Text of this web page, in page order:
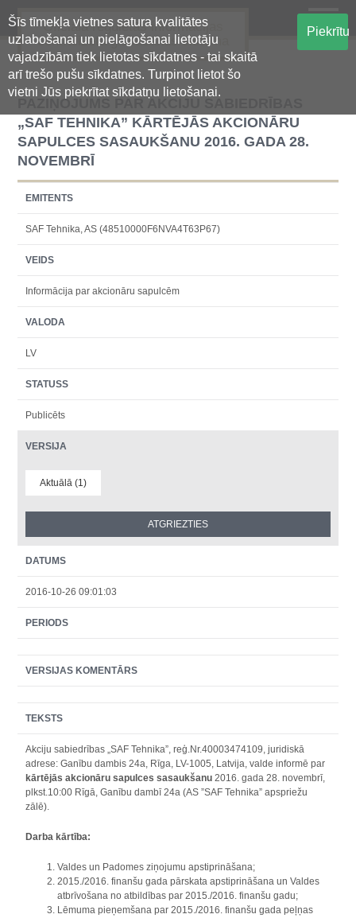
Šīs tīmekļa vietnes satura kvalitātes
uzlabošanai un pielāgošanai lietotāju
vajadzībām tiek lietotas sīkdatnes - tai skaitā
arī trešo pušu sīkdatnes. Turpinot lietot šo
vietni Jūs piekrītat sīkdatņu lietošanai.
Piekrītu
Oficiālā regulētās informācijas
centralizētā glabāšanas sistēma
PAZIŅOJUMS PAR AKCIJU SABIEDRĪBAS
„SAF TEHNIKA” KĀRTĒJĀS AKCIONĀRU
SAPULCES SASAUKŠANU 2016. GADA 28.
NOVEMBRĪ
EMITENTS
SAF Tehnika, AS (48510000F6NVA4T63P67)
VEIDS
Informācija par akcionāru sapulcēm
VALODA
LV
STATUSS
Publicēts
VERSIJA
Aktuālā (1)
DATUMS
2016-10-26 09:01:03
PERIODS
VERSIJAS KOMENTĀRS
TEKSTS
Akciju sabiedrības „SAF Tehnika”, reģ.Nr.40003474109, juridiskā
adrese: Ganību dambis 24a, Rīga, LV-1005, Latvija, valde informē par
kārtējās akcionāru sapulces sasaukšanu 2016. gada 28. novembrī,
plkst.10:00 Rīgā, Ganību dambī 24a (AS ”SAF Tehnika” apspriežu
zālē).
Darba kārtība:
Valdes un Padomes ziņojumu apstiprināšana;
2015./2016. finanšu gada pārskata apstiprināšana un Valdes
atbrīvošana no atbildības par 2015./2016. finanšu gadu;
Lēmuma pieņemšana par 2015./2016. finanšu gada peļņas